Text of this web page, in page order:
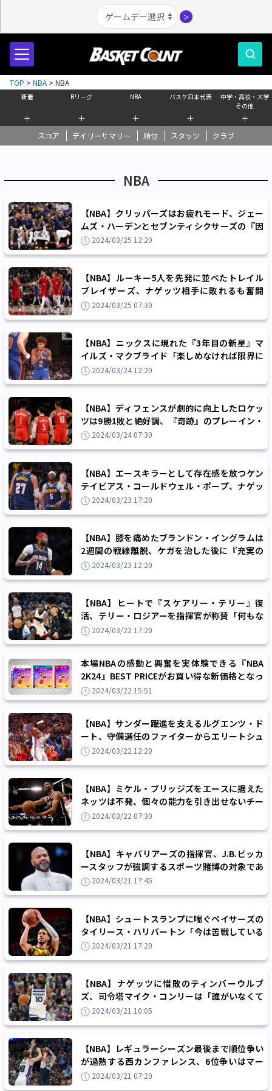
＞
新着
＋
Bリーグ
＋
NBA
＋
バスケ日本代表
＋
中学・高校・大学
その他
＋
スコア デイリーサマリー 順位 スタッツ クラブ
TOP > NBA > NBA
NBA
【NBA】クリッパーズはお疲れモード、ジェー
ムズ・ハーデンとセブンティシクサーズの『因
縁対決』はフィラデルフィアでの試合にお預け
2024/03/25 12:20
【NBA】ルーキー5人を先発に並べたトレイル
ブレイザーズ、ナゲッツ相手に敗れるも奮闘
「最後まで相手に食らい付いた」
2024/03/25 07:30
【NBA】ニックスに現れた『3年目の新星』マ
イルズ・マクブライド「楽しめなければ限界に
挑戦することはできない」
2024/03/24 12:20
【NBA】ディフェンスが劇的に向上したロケッ
ツは9勝1敗と絶好調、『奇跡』のプレーイン・
トーナメント進出をあきらめず
2024/03/24 07:30
【NBA】エースキラーとして存在感を放つケン
テイビアス・コールドウェル・ポープ、ナゲッ
ツは今オフの去就に戦々恐々？
2024/03/23 17:20
【NBA】膝を痛めたブランドン・イングラムは
2週間の戦線離脱、ケガを治した後に『充実の
シーズン』の総仕上げへ
2024/03/23 12:20
【NBA】ヒートで『スケアリー・テリー』復
活、テリー・ロジアーを指揮官が称賛「何もな
いところからビッグプレーを生み出す」
2024/03/22 17:20
本場NBAの感動と興奮を実体験できる『NBA
2K24』BEST PRICEがお買い得な新価格となっ
て3月21日より発売！
2024/03/22 15:51
【NBA】サンダー躍進を支えるルグエンツ・ド
ート、守備選任のファイターからエリートシュ
ーターへ「みんな一緒に取り組んでいる」
2024/03/22 12:20
【NBA】ミケル・ブリッジズをエースに据えた
ネッツは不発、個々の能力を引き出せないチー
ム戦術には抜本的な見直しが必要
2024/03/22 07:30
【NBA】キャバリアーズの指揮官、J.B.ビッカ
ースタッフが強調するスポーツ賭博の対象であ
ることの怖さ「これはとても危険なゲーム」
2024/03/21 17:45
【NBA】シュートスランプに喘ぐペイサーズの
タイリース・ハリバートン「今は苦戦している
けど、その苦しみの中に美しさがある」
2024/03/21 17:20
【NBA】ナゲッツに惜敗のティンバーウルブ
ズ、司令塔マイク・コンリーは「誰がいなくて
も対抗できることを示せた」と底上げに手応え
2024/03/21 10:05
【NBA】レギュラーシーズン最後まで順位争い
が過熱する西カンファレンス、6位争いはマー
ベリックスがキングスより優勢？
2024/03/21 07:20